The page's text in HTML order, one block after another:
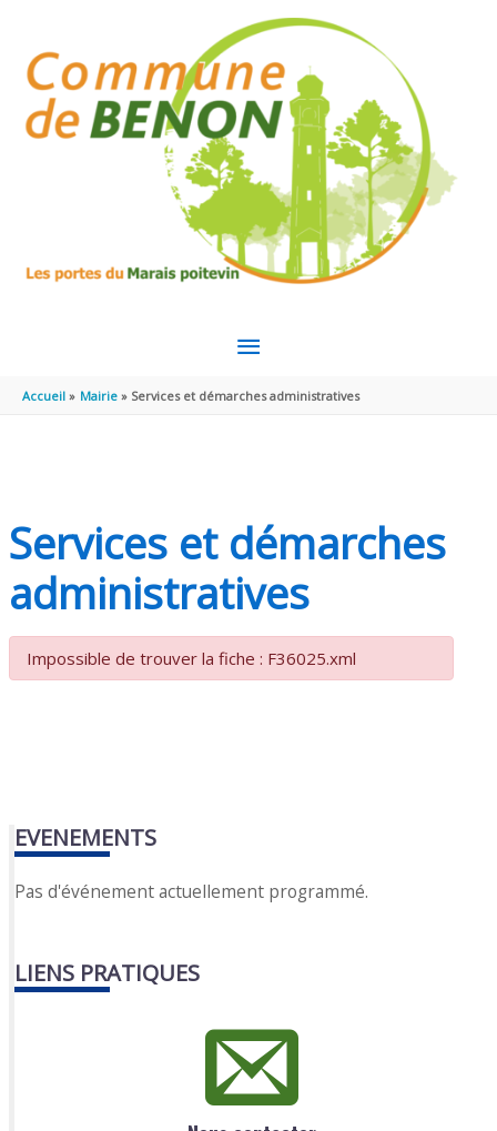
MENU
PRINCIPAL
Accueil Mairie Services et démarches administratives
Services et démarches
administratives
Impossible de trouver la fiche : F36025.xml
EVENEMENTS
Pas d'événement actuellement programmé.
LIENS PRATIQUES